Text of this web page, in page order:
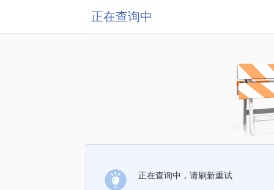
正在查询中
正在查询中，请刷新重试